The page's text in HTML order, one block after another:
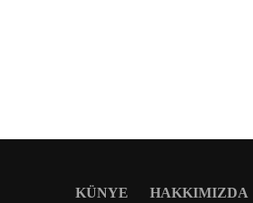
KÜNYE HAKKIMIZDA